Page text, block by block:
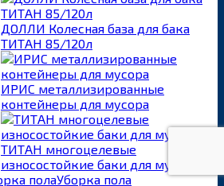
ДОЛЛИ Колесная база для бака
ТИТАН 85/120л
ИРИС металлизированные
контейнеры для мусора
ТИТАН многоцелевые
износостойкие баки для мусора
Уборка пола